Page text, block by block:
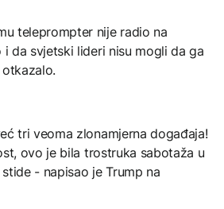
teleprompter nije radio na
da svjetski lideri nisu mogli da ga
tri veoma zlonamjerna događaja!
ovo je bila trostruka sabotaža u
- napisao je Trump na